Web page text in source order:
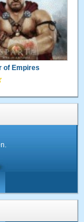
of Empires